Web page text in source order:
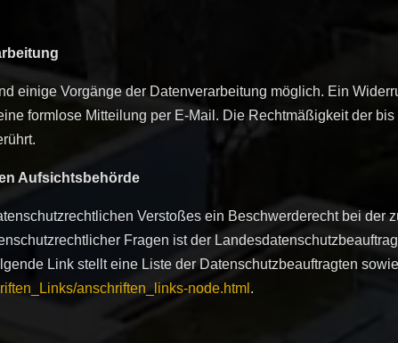
einige Vorgänge der Datenverarbeitung möglich. Ein
formlose Mitteilung per E-Mail. Die Rechtmäßigkeit der
Aufsichtsbehörde
Verstoßes ein Beschwerderecht bei der
Fragen ist der
Link stellt eine Liste der Datenschutzbeauftragten
anschriften_links-node.html .